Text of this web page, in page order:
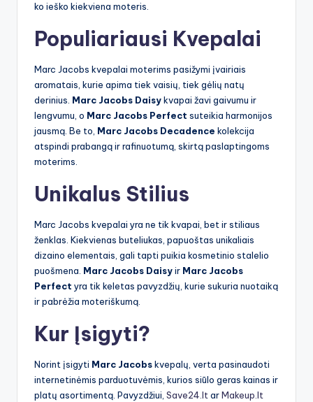
ko ieško kiekviena moteris.
Populiariausi Kvepalai
Marc Jacobs kvepalai moterims pasižymi įvairiais
aromatais, kurie apima tiek vaisių, tiek gėlių natų
derinius. Marc Jacobs Daisykvapai žavi gaivumu ir
lengvumu, o Marc Jacobs Perfect suteikia harmonijos
jausmą. Be to, Marc Jacobs Decadence kolekcija
atspindi prabangą ir rafinuotumą, skirtą paslaptingoms
moterims.
Unikalus Stilius
Marc Jacobs kvepalai yra ne tik kvapai, bet ir stiliaus
ženklas. Kiekvienas buteliukas, papuoštas unikaliais
dizaino elementais, gali tapti puikia kosmetinio stalelio
puošmena. Marc Jacobs Daisyir Marc Jacobs
Perfect yra tik keletas pavyzdžių, kurie sukuria nuotaiką
ir pabrėžia moteriškumą.
Kur Įsigyti?
Norint įsigyti Marc Jacobskvepalų, verta pasinaudoti
internetinėmis parduotuvėmis, kurios siūlo geras kainas ir
platų asortimentą. Pavyzdžiui, Save24.ltarMakeup.lt